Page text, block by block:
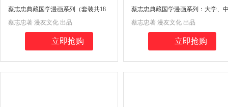
蔡志忠典藏国学漫画系列（套装共18
册）
蔡志忠著 漫友文化 出品
立即抢购
蔡志忠典藏国学漫画系列：大学、
庸、论语、孟子说、孔子说、唐诗
说、宋词说（套装共6册）
蔡志忠著 漫友文化 出品
立即抢购